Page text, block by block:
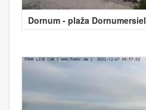
Dornum - plaža Dornumersiel